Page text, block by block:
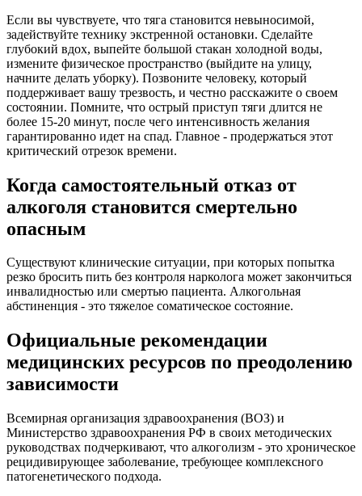
Если вы чувствуете, что тяга становится невыносимой,
задействуйте технику экстренной остановки. Сделайте
глубокий вдох, выпейте большой стакан холодной воды,
измените физическое пространство (выйдите на улицу,
начните делать уборку). Позвоните человеку, который
поддерживает вашу трезвость, и честно расскажите о своем
состоянии. Помните, что острый приступ тяги длится не
более 15-20 минут, после чего интенсивность желания
гарантированно идет на спад. Главное - продержаться этот
критический отрезок времени.
Когда самостоятельный отказ от
алкоголя становится смертельно
опасным
Существуют клинические ситуации, при которых попытка
резко бросить пить без контроля нарколога может закончиться
инвалидностью или смертью пациента. Алкогольная
абстиненция - это тяжелое соматическое состояние.
Официальные рекомендации
медицинских ресурсов по преодолению
зависимости
Всемирная организация здравоохранения (ВОЗ) и
Министерство здравоохранения РФ в своих методических
руководствах подчеркивают, что алкоголизм - это хроническое
рецидивирующее заболевание, требующее комплексного
патогенетического подхода.